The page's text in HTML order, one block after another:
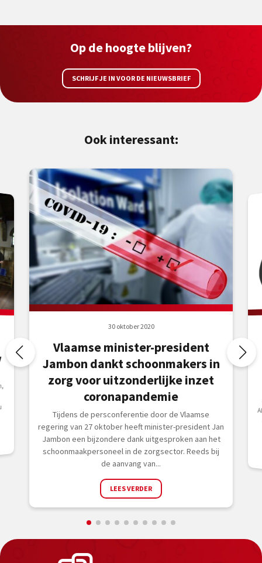
Op de hoogte blijven?
SCHRIJF JE IN VOOR DE NIEUWSBRIEF
Ook interessant:
30 oktober 2020
Vlaamse minister-president
Jambon dankt schoonmakers in
zorg voor uitzonderlijke inzet
coronapandemie
Tijdens de persconferentie door de Vlaamse
regering van 27 oktober heeft minister-president Jan
Jambon een bijzondere dank uitgesproken aan het
schoonmaakpersoneel in de zorgsector. Reeds bij
de aanvang van...
LEES VERDER